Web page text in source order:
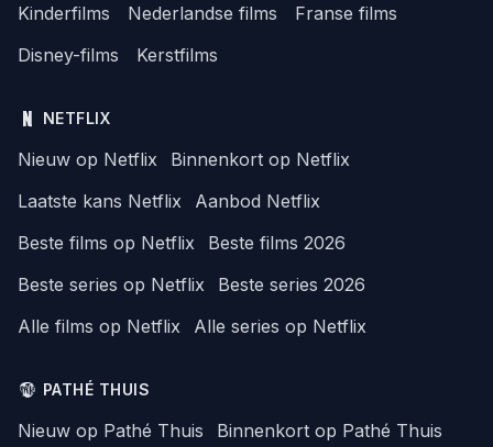
Kinderfilms
Nederlandse films
Franse films
Disney-films
Kerstfilms
NETFLIX
Nieuw op Netflix
Binnenkort op Netflix
Laatste kans Netflix
Aanbod Netflix
Beste films op Netflix
Beste films 2026
Beste series op Netflix
Beste series 2026
Alle films op Netflix
Alle series op Netflix
PATHÉ THUIS
Nieuw op Pathé Thuis
Binnenkort op Pathé Thuis